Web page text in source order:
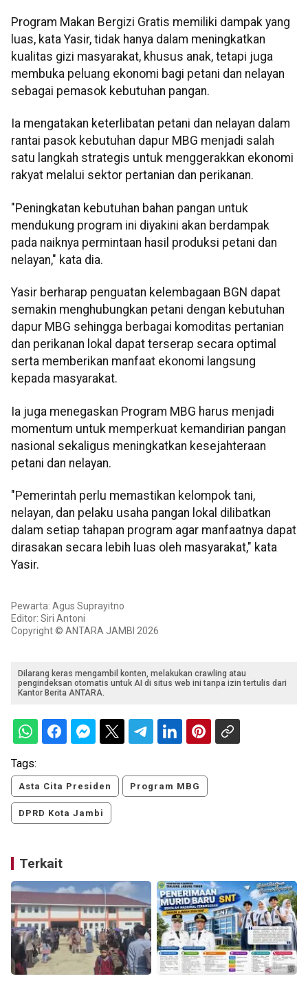
Program Makan Bergizi Gratis memiliki dampak yang
luas, kata Yasir, tidak hanya dalam meningkatkan
kualitas gizi masyarakat, khusus anak, tetapi juga
membuka peluang ekonomi bagi petani dan nelayan
sebagai pemasok kebutuhan pangan.
Ia mengatakan keterlibatan petani dan nelayan dalam
rantai pasok kebutuhan dapur MBG menjadi salah
satu langkah strategis untuk menggerakkan ekonomi
rakyat melalui sektor pertanian dan perikanan.
"Peningkatan kebutuhan bahan pangan untuk
mendukung program ini diyakini akan berdampak
pada naiknya permintaan hasil produksi petani dan
nelayan," kata dia.
Yasir berharap penguatan kelembagaan BGN dapat
semakin menghubungkan petani dengan kebutuhan
dapur MBG sehingga berbagai komoditas pertanian
dan perikanan lokal dapat terserap secara optimal
serta memberikan manfaat ekonomi langsung
kepada masyarakat.
Ia juga menegaskan Program MBG harus menjadi
momentum untuk memperkuat kemandirian pangan
nasional sekaligus meningkatkan kesejahteraan
petani dan nelayan.
"Pemerintah perlu memastikan kelompok tani,
nelayan, dan pelaku usaha pangan lokal dilibatkan
dalam setiap tahapan program agar manfaatnya dapat
dirasakan secara lebih luas oleh masyarakat," kata
Yasir.
Pewarta: Agus Suprayitno
Editor: Siri Antoni
Copyright © ANTARA JAMBI 2026
Dilarang keras mengambil konten, melakukan crawling atau
pengindeksan otomatis untuk AI di situs web ini tanpa izin tertulis dari
Kantor Berita ANTARA.
Tags:
Asta Cita Presiden Program MBG
DPRD Kota Jambi
Terkait